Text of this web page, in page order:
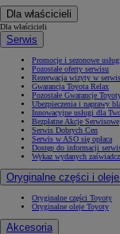
Dla właścicieli
Dla właścicieli
Serwis
Promocje i sezonowe usługi
Pozostałe oferty serwisu
Rezerwacja wizyty w
Gwarancja Toyota Relax
Pozostałe Gwarancje
Ubezpieczenia i naprawy
Innowacyjne usługi dla
Bezpłatne Akcje Serwisowe
Serwis Dobrych Cen
Serwis w ASO się opłaca
Dostęp do informacji
Wykaz wydanych
Oryginalne części i
Oryginalne części Toyoty
Oryginalne oleje Toyoty
Akcesoria